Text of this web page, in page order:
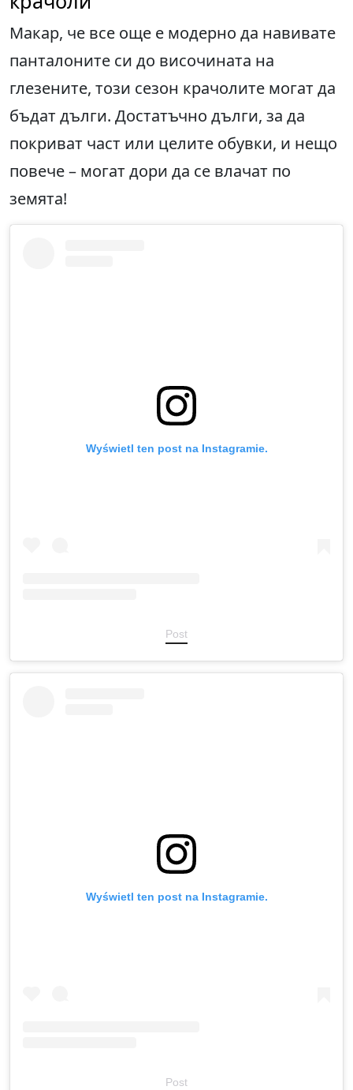
Макар, че все още е модерно да навивате
панталоните си до височината на
глезените, този сезон крачолите могат да
бъдат дълги. Достатъчно дълги, за да
покриват част или целите обувки, и нещо
повече – могат дори да се влачат по
земята!
Wyświetl ten post na Instagramie.
Post
Wyświetl ten post na Instagramie.
Post